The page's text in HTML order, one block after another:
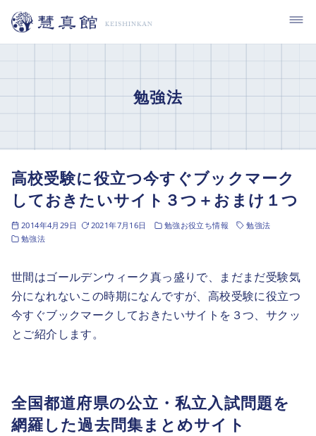
テ
勉強法
高校受験に役立つ今すぐブックマーク
しておきたいサイト３つ＋おまけ１つ
2014年4月29日 2021年7月16日 勉強お役立ち情報
勉強法
勉強法
世間はゴールデンウィーク真っ盛りで、まだまだ受験気
分になれないこの時期になんですが、高校受験に役立つ
今すぐブックマークしておきたいサイトを３つ、サクッ
とご紹介します。
全国都道府県の公立・私立入試問題を
網羅した過去問集まとめサイト